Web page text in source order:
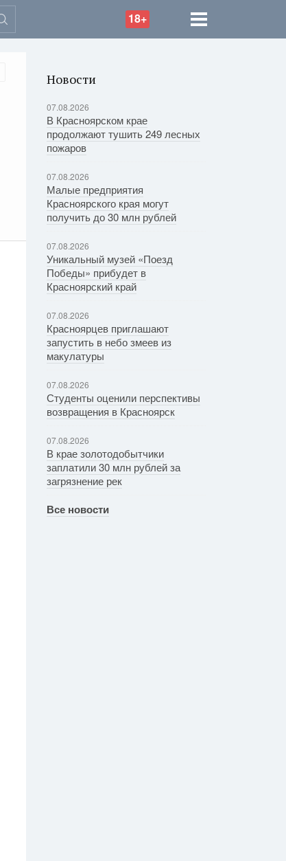
18+
Новости
07.08.2026
В Красноярском крае
продолжают тушить 249 лесных
пожаров
07.08.2026
Малые предприятия
Красноярского края могут
получить до 30 млн рублей
07.08.2026
Уникальный музей «Поезд
Победы» прибудет в
Красноярский край
07.08.2026
Красноярцев приглашают
запустить в небо змеев из
макулатуры
07.08.2026
Студенты оценили перспективы
возвращения в Красноярск
07.08.2026
В крае золотодобытчики
заплатили 30 млн рублей за
загрязнение рек
Все новости